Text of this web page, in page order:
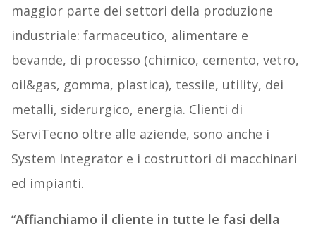
maggior parte dei settori della produzione
industriale: farmaceutico, alimentare e
bevande, di processo (chimico, cemento, vetro,
oil&gas, gomma, plastica), tessile, utility, dei
metalli, siderurgico, energia. Clienti di
ServiTecno oltre alle aziende, sono anche i
System Integrator e i costruttori di macchinari
ed impianti.
“Affianchiamo il cliente in tutte le fasi della